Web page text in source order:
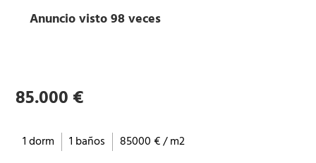
Anuncio visto 98 veces
85.000 €
1 dorm 1 baños 85000 € / m2